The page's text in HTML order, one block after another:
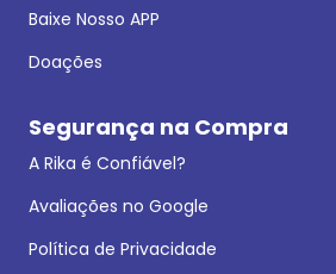
Baixe Nosso APP
Doações
Segurança na Compra
A Rika é Confiável?
Avaliações no Google
Política de Privacidade